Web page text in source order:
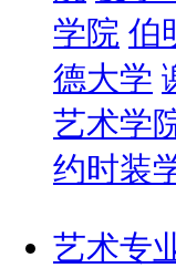
学院 伯
德大学
艺术学
约时装
艺术专